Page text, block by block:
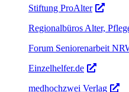
Stiftung ProAlter
Regionalbüros Alter,
Forum Seniorenarbeit
Einzelhelfer.de
medhochzwei Verlag